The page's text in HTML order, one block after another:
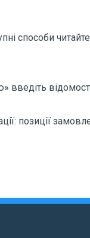
способи
позиції